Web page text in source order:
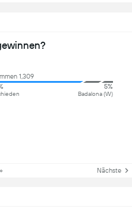
1,309
5%
Badalona (W)
Nächste